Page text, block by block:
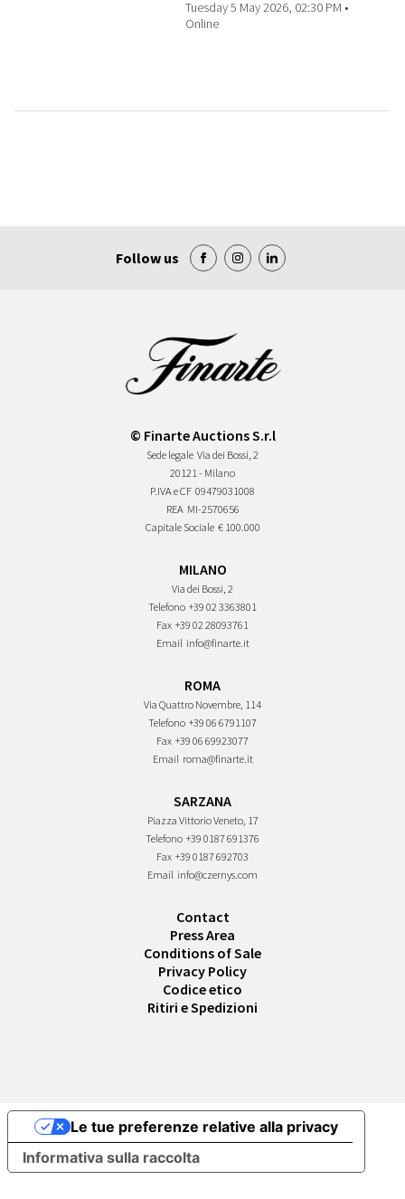
Tuesday 5 May 2026, 02:30 PM •
Online
Follow us
© Finarte Auctions S.r.l
Sede legale Via dei Bossi, 2
20121 - Milano
P.IVA e CF 09479031008
REA MI-2570656
Capitale Sociale € 100.000
MILANO
Via dei Bossi, 2
Telefono +39 02 3363801
Fax +39 02 28093761
Email info@finarte.it
ROMA
Via Quattro Novembre, 114
Telefono +39 06 6791107
Fax +39 06 69923077
Email roma@finarte.it
SARZANA
Piazza Vittorio Veneto, 17
Telefono +39 0187 691376
Fax +39 0187 692703
Email info@czernys.com
Contact
Press Area
Conditions of Sale
Privacy Policy
Codice etico
Ritiri e Spedizioni
Informativa sulla raccolta
Le tue preferenze relative alla privacy